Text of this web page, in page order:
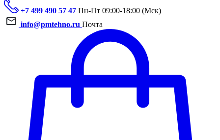
+7 499 490 57 47 Пн-Пт 09:00-18:00 (Мск)
info@pmtehno.ru Почта